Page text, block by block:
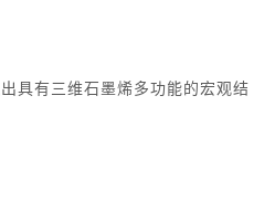
具有三维石墨烯多功能的宏观结